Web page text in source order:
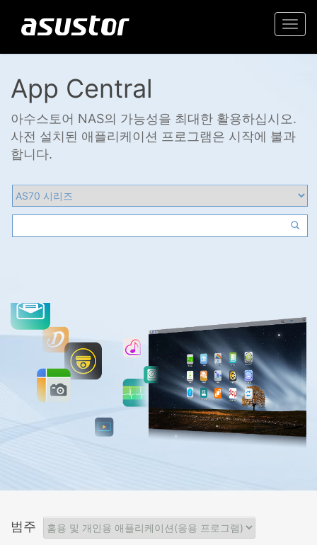
App Central
아수스토어 NAS의 가능성을 최대한 활용하십시오.
사전 설치된 애플리케이션 프로그램은 시작에 불과
합니다.
범주